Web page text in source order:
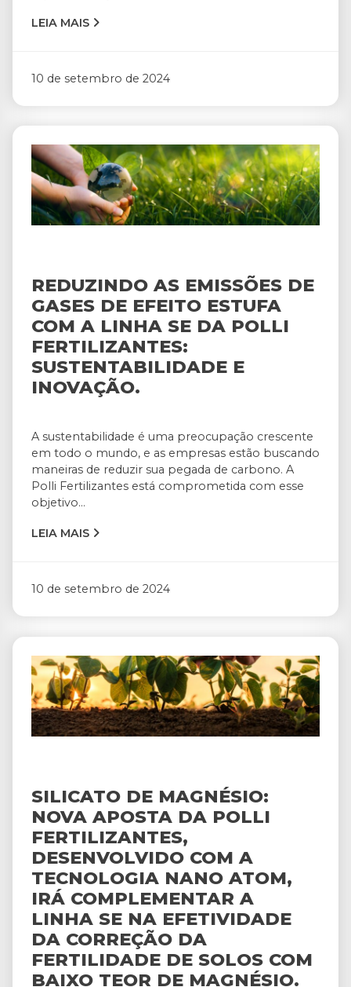
LEIA MAIS
10 de setembro de 2024
REDUZINDO AS EMISSÕES DE
GASES DE EFEITO ESTUFA
COM A LINHA SE DA POLLI
FERTILIZANTES:
SUSTENTABILIDADE E
INOVAÇÃO.
A sustentabilidade é uma preocupação crescente
em todo o mundo, e as empresas estão buscando
maneiras de reduzir sua pegada de carbono. A
Polli Fertilizantes está comprometida com esse
objetivo...
LEIA MAIS
10 de setembro de 2024
SILICATO DE MAGNÉSIO:
NOVA APOSTA DA POLLI
FERTILIZANTES,
DESENVOLVIDO COM A
TECNOLOGIA NANO ATOM,
IRÁ COMPLEMENTAR A
LINHA SE NA EFETIVIDADE
DA CORREÇÃO DA
FERTILIDADE DE SOLOS COM
BAIXO TEOR DE MAGNÉSIO.